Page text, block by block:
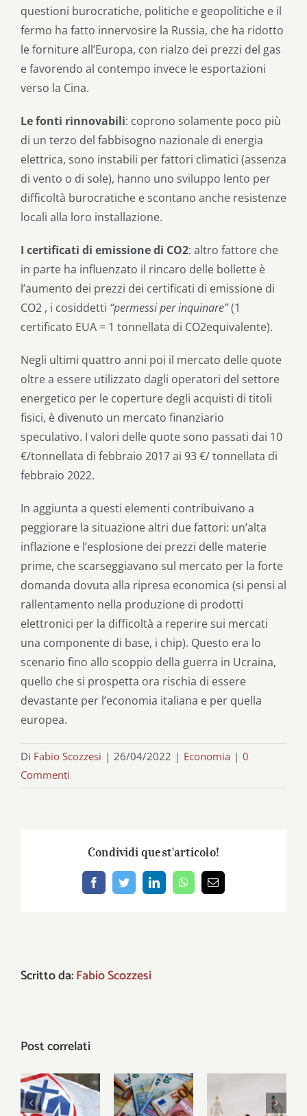
questioni burocratiche, politiche e geopolitiche e il
fermo ha fatto innervosire la Russia, che ha ridotto
le forniture all’Europa, con rialzo dei prezzi del gas
e favorendo al contempo invece le esportazioni
verso la Cina.
Le fonti rinnovabili: coprono solamente poco più
di un terzo del fabbisogno nazionale di energia
elettrica, sono instabili per fattori climatici (assenza
di vento o di sole), hanno uno sviluppo lento per
difficoltà burocratiche e scontano anche resistenze
locali alla loro installazione.
I certificati di emissione di CO2: altro fattore che
in parte ha influenzato il rincaro delle bollette è
l’aumento dei prezzi dei certificati di emissione di
CO2 , i cosiddetti “permessi per inquinare”(1
certificato EUA = 1 tonnellata di CO2equivalente).
Negli ultimi quattro anni poi il mercato delle quote
oltre a essere utilizzato dagli operatori del settore
energetico per le coperture degli acquisti di titoli
fisici, è divenuto un mercato finanziario
speculativo. I valori delle quote sono passati dai 10
€/tonnellata di febbraio 2017 ai 93 €/ tonnellata di
febbraio 2022.
In aggiunta a questi elementi contribuivano a
peggiorare la situazione altri due fattori: un’alta
inflazione e l’esplosione dei prezzi delle materie
prime, che scarseggiavano sul mercato per la forte
domanda dovuta alla ripresa economica (si pensi al
rallentamento nella produzione di prodotti
elettronici per la difficoltà a reperire sui mercati
una componente di base, i chip). Questo era lo
scenario fino allo scoppio della guerra in Ucraina,
quello che si prospetta ora rischia di essere
devastante per l’economia italiana e per quella
europea.
Di Fabio Scozzesi | 26/04/2022 | Economia | 0
Commenti
Condividi quest'articolo!
FacebookTwitterLinkedInWhatsApp
Email
Scritto da:Fabio Scozzesi
Post correlati
Facciamo i
conti con
Pronti per